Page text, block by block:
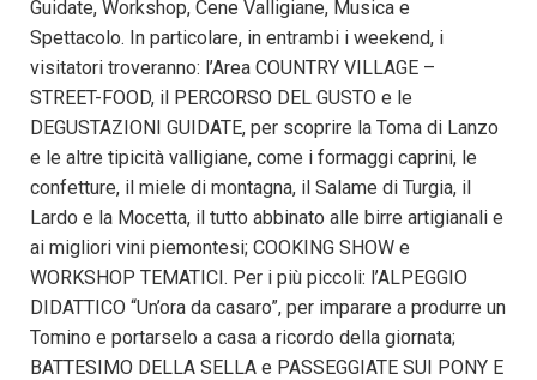
Guidate, Workshop, Cene Valligiane, Musica e
Spettacolo. In particolare, in entrambi i weekend, i
visitatori troveranno: l’Area COUNTRY VILLAGE –
STREET-FOOD, il PERCORSO DEL GUSTO e le
DEGUSTAZIONI GUIDATE, per scoprire la Toma di Lanzo
e le altre tipicità valligiane, come i formaggi caprini, le
confetture, il miele di montagna, il Salame di Turgia, il
Lardo e la Mocetta, il tutto abbinato alle birre artigianali e
ai migliori vini piemontesi; COOKING SHOW e
WORKSHOP TEMATICI. Per i più piccoli: l’ALPEGGIO
DIDATTICO “Un’ora da casaro”, per imparare a produrre un
Tomino e portarselo a casa a ricordo della giornata;
BATTESIMO DELLA SELLA e PASSEGGIATE SUI PONY E